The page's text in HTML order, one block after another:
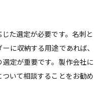
た選定が必要です。名刺と
に収納する用途であれば、
定が重要です。製作会社に
いて相談することをお勧め